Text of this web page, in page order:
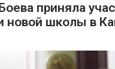
приняла
новой школы в